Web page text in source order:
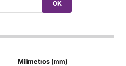
OK
Milímetros (mm)